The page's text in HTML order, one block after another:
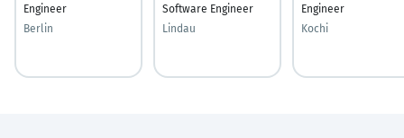
Engineer
Berlin
Software Engineer
Lindau
Engineer
Kochi